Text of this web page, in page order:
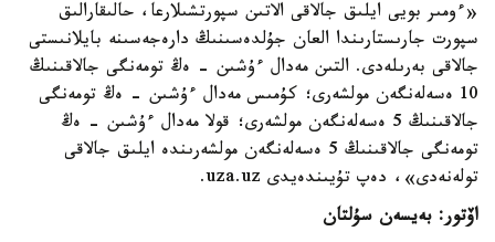
«ءومىر بويى ايلىق جالاقى الاتىن سپورتشىلارعا، حالىقارالىق
سپورت جارىستارىندا العان جۇلدەسىنىڭ دارەجەسىنە بايلانىستى
جالاقى بەرىلەدى. التىن مەدال ءۇشىن - ەڭ تومەنگى جالاقىنىڭ
10 ەسەلەنگەن مولشەرى؛ كۇمىس مەدال ءۇشىن - ەڭ تومەنگى
جالاقىنىڭ 5 ەسەلەنگەن مولشەرى؛ قولا مەدال ءۇشىن - ەڭ
تومەنگى جالاقىنىڭ 5 ەسەلەنگەن مولشەرىندە ايلىق جالاقى
تولەنەدى»، دەپ تۇيىندەيدى uza.uz.
اۆتور: بەيسەن سۇلتان